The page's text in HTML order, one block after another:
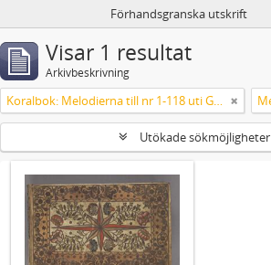
Förhandsgranska utskrift
Visar 1 resultat
Arkivbeskrivning
Koralbok: Melodierna till nr 1-118 uti Gamla Psalmboken, enstämmigt satta
Utökade sökmöjligheter